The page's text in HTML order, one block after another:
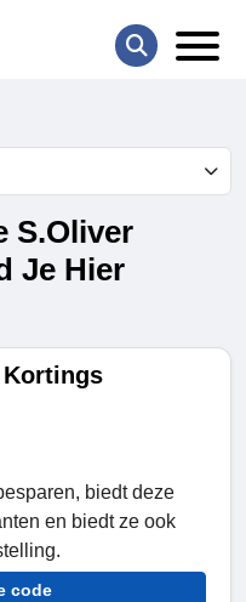
S.Oliver
Je Hier
Kortings
biedt deze
en biedt ze ook
code